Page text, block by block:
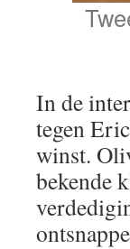
In de
tegen
winst.
bekende